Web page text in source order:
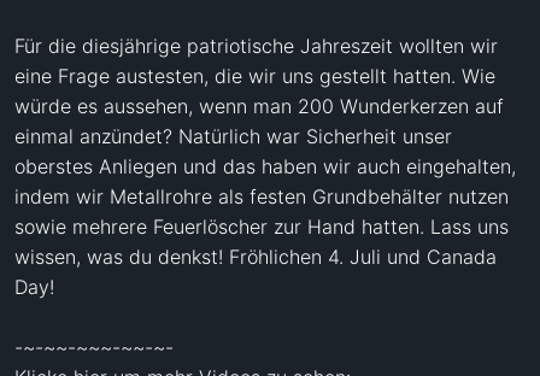
Für die diesjährige patriotische Jahreszeit wollten wir
eine Frage austesten, die wir uns gestellt hatten. Wie
würde es aussehen, wenn man 200 Wunderkerzen auf
einmal anzündet? Natürlich war Sicherheit unser
oberstes Anliegen und das haben wir auch eingehalten,
indem wir Metallrohre als festen Grundbehälter nutzen
sowie mehrere Feuerlöscher zur Hand hatten. Lass uns
wissen, was du denkst! Fröhlichen 4. Juli und Canada
Day!
-~-~~-~~~-~~-~-